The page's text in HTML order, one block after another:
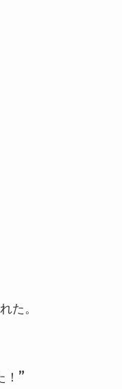
た。
！”